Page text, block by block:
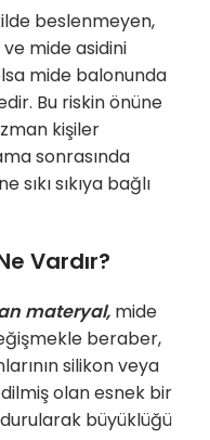
beslenmeyen,
ve mide asidini
mide balonunda
Bu riskin önüne
kişiler
sonrasında
sıkıya bağlı
Vardır?
materyal, mide
beraber,
silikon veya
olan esnek bir
büyüklüğü